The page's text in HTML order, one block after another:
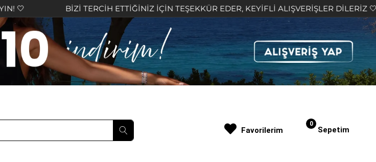
BİZİ TERCİH ETTİĞİNİZ İÇİN TEŞEKKÜR EDER, KEYİFLİ ALIŞVERİŞLER DİLERİZ 🤍
Sepetim
0
Favorilerim